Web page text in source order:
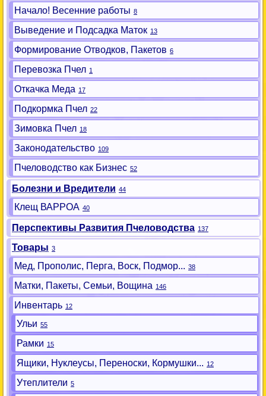
Начало! Весенние работы 8
Выведение и Подсадка Маток 13
Формирование Отводков, Пакетов 6
Перевозка Пчел 1
Откачка Меда 17
Подкормка Пчел 22
Зимовка Пчел 18
Законодательство 109
Пчеловодство как Бизнес 52
Болезни и Вредители 44
Клещ ВАРРОА 40
Перспективы Развития Пчеловодства 137
Товары 3
Мед, Прополис, Перга, Воск, Подмор... 38
Матки, Пакеты, Семьи, Вощина 146
Инвентарь 12
Ульи 55
Рамки 15
Ящики, Нуклеусы, Переноски, Кормушки... 12
Утеплители 5